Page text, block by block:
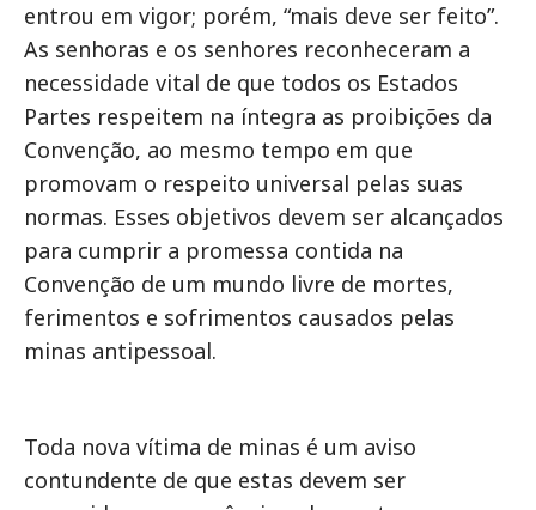
entrou em vigor; porém, “mais deve ser feito”.
As senhoras e os senhores reconheceram a
necessidade vital de que todos os Estados
Partes respeitem na íntegra as proibições da
Convenção, ao mesmo tempo em que
promovam o respeito universal pelas suas
normas. Esses objetivos devem ser alcançados
para cumprir a promessa contida na
Convenção de um mundo livre de mortes,
ferimentos e sofrimentos causados pelas
minas antipessoal.
Toda nova vítima de minas é um aviso
contundente de que estas devem ser